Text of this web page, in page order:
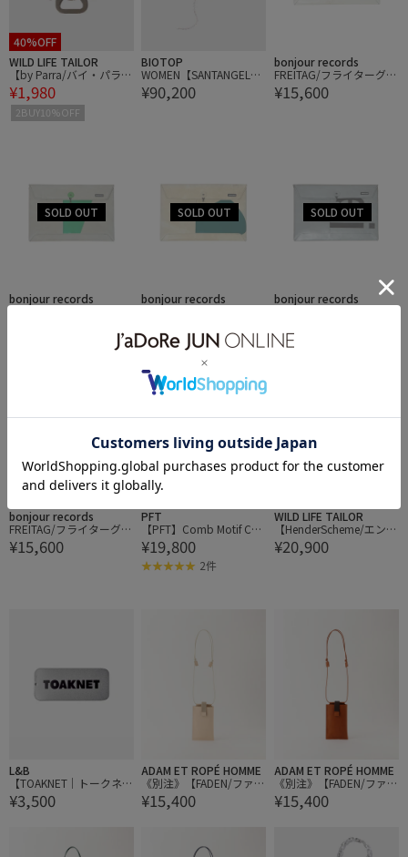
40%OFF
WILD LIFE TAILOR
【by Parra/バイ・パラ】
Done with this bottle op
ener
¥1,980
2BUY10%OFF
BIOTOP
WOMEN【SANTANGEL
O】GLORYS FOREVER W
AIST CHAIN MAR
¥90,200
bonjour records
FREITAG/フライターグ F
411 SLEEVE for Laptop
13/14 PADDED LAPTOP
¥15,600
bonjour records
FREITAG/フライターグ F
13/14 PADDED LAPTOP
bonjour records
13/14 PADDED LAPTOP
¥15,600
bonjour records
13/14 PADDED LAPTOP
¥15,600
bonjour records
FREITAG/フライターグ F
411 SLEEVE for Laptop
13/14 PADDED LAPTOP
¥15,600
PFT
【PFT】Comb Motif Cha
rm
¥19,800
2件
WILD LIFE TAILOR
【HenderScheme/エンダ
ースキーマ】3d case mi
¥20,900
L&B
【TOAKNET｜トークネッ
ト】TINCASE
¥3,500
ADAM ET ROPÉ HOMME
《別注》【FADEN/ファー
デン】003 Patti
¥15,400
ADAM ET ROPÉ HOMME
《別注》【FADEN/ファー
デン】003 Patti
¥15,400